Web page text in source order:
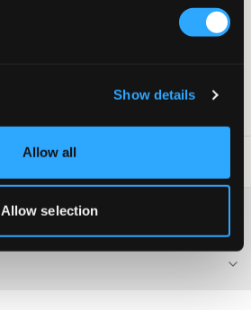
Show details
Allow all
Allow selection